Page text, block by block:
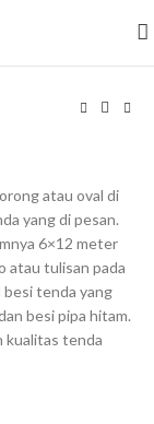
atau oval di
yang di pesan.
6×12 meter
atau tulisan pada
tenda yang
besi pipa hitam.
kualitas tenda